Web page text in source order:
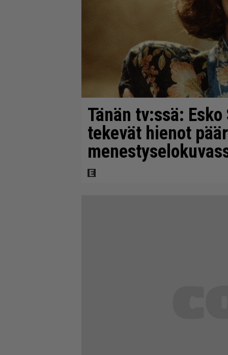
Tänän tv:ssä:
tekevät hienot